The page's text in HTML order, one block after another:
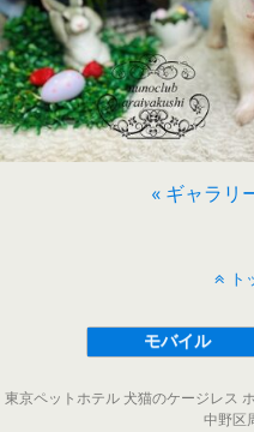
« ギャラリ
ト
モバイル
東京ペットホテル 犬猫のケージレス
中野区